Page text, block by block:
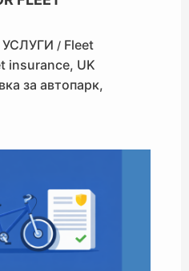
/ Fleet
insurance, UK
за автопарк,